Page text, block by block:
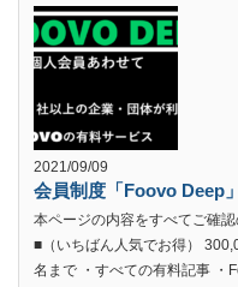
2021/09/09
会員制度「Foovo Deep
本ページの内容をすべてご確
■（いちばん人気でお得）
名まで ・すべての有料記事 ・